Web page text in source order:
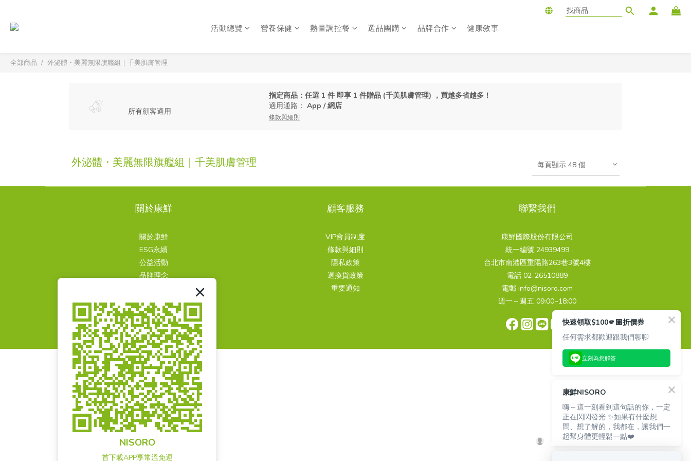
活動總覽 營養保健 熱量調控餐 選品團購 品牌合作 健康敘事
全部商品 外泌體・美麗無限旗艦組｜千美肌膚管理
所有顧客適用
指定商品：任選 1 件 即享 1 件贈品 (千美肌膚管理) ，買越多省越多！
適用通路： App / 網店
條款與細則
外泌體・美麗無限旗艦組｜千美肌膚管理 每頁顯示 48 個
關於康鮮
關於康鮮
ESG永續
公益活動
品牌理念
食品業登錄字號
A-124939499-00000-7
顧客服務
VIP會員制度
條款與細則
隱私政策
退換貨政策
重要通知
聯繫我們
康鮮國際股份有限公司
統一編號 24939499
台北市南港區重陽路263巷3號4樓
電話 02-26510889
電郵 info@nisoro.com
週一～週五 09:00~18:00
快速領取$100🫵🏼折價券
任何需求都歡迎跟我們聊聊
立刻為您解答
康鮮NISORO
嗨～這一刻看到這句話的你，一定
正在閃閃發光 ✨如果有什麼想
問、想了解的，我都在，讓我們一
起幫身體更輕鬆一點❤️
NISORO
首下載APP享常溫免運